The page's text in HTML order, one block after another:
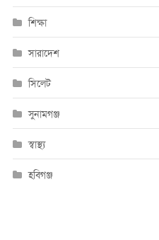
শিক্ষা
সারাদেশ
সিলেট
সুনামগঞ্জ
স্বাস্থ্য
হবিগঞ্জ